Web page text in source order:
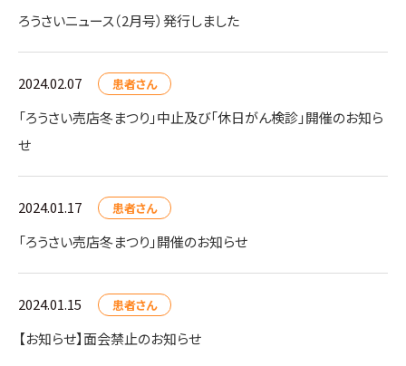
ろうさいニュース（2月号）発行しました
2024.02.07 患者さん
「ろうさい売店冬まつり」中止及び「休日がん検診」開催のお知ら
せ
2024.01.17 患者さん
「ろうさい売店冬まつり」開催のお知らせ
2024.01.15 患者さん
【お知らせ】面会禁止のお知らせ